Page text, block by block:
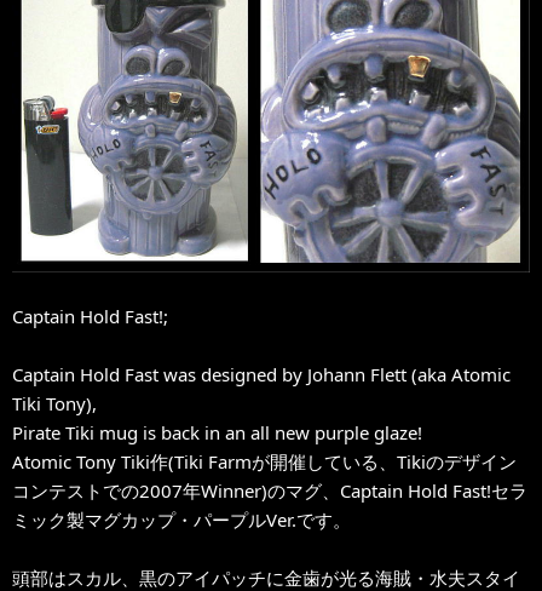
Captain Hold Fast!;
Captain Hold Fast was designed by Johann Flett (aka Atomic
Tiki Tony),
Pirate Tiki mug is back in an all new purple glaze!
Atomic Tony Tiki作(Tiki Farmが開催している、Tikiのデザイン
コンテストでの2007年Winner)のマグ、Captain Hold Fast!セラ
ミック製マグカップ・パープルVer.です。
頭部はスカル、黒のアイパッチに金歯が光る海賊・水夫スタイ